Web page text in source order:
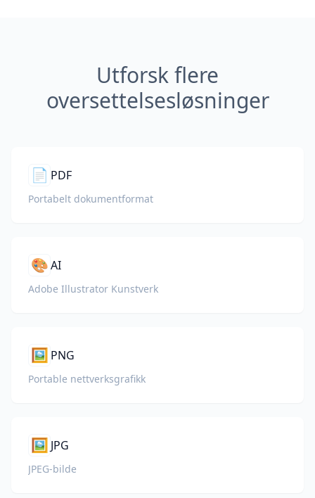
Utforsk flere
oversettelsesløsninger
📄 PDF
Portabelt dokumentformat
🎨AI
Adobe Illustrator Kunstverk
🖼️ PNG
Portable nettverksgrafikk
🖼️ JPG
JPEG-bilde